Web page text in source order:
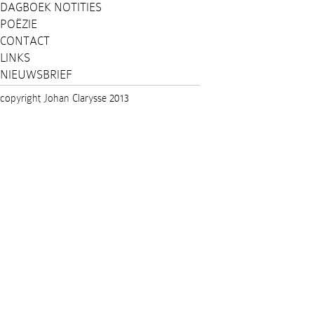
DAGBOEK NOTITIES
POËZIE
CONTACT
LINKS
NIEUWSBRIEF
copyright Johan Clarysse 2013